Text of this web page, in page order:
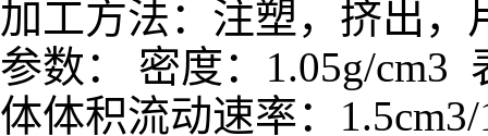
参数： 密度：1.05g/cm3
体体积流动速率：